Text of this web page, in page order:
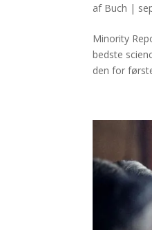
af Buch |
Minority
bedste
den for